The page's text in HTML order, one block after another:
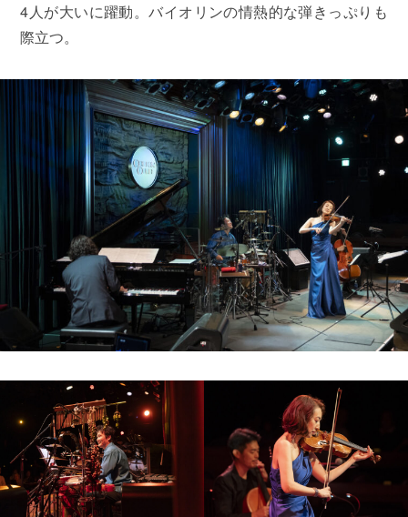
4人が大いに躍動。バイオリンの情熱的な弾きっぷりも
際立つ。